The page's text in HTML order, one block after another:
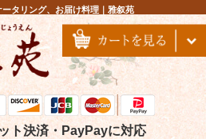
タリング、お届け料理｜雅叙苑
ト決済・PayPayに対応